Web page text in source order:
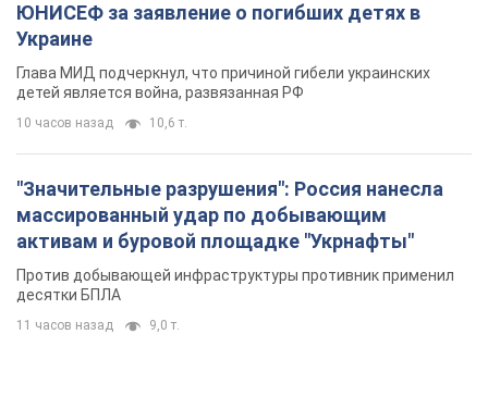
ЮНИСЕФ за заявление о погибших детях в
Украине
Глава МИД подчеркнул, что причиной гибели украинских
детей является война, развязанная РФ
10 часов назад 10,6 т.
"Значительные разрушения": Россия нанесла
массированный удар по добывающим
активам и буровой площадке "Укрнафты"
Против добывающей инфраструктуры противник применил
десятки БПЛА
11 часов назад 9,0 т.